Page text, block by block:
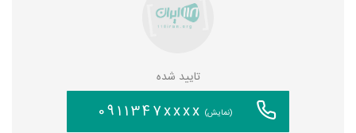
تایید شده
(نمایش) 0911347xxxx